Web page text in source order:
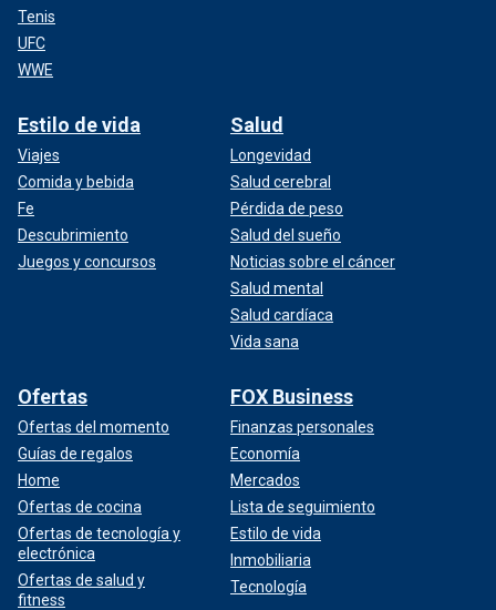
Tenis
UFC
WWE
Estilo de vida
Viajes
Comida y bebida
Fe
Descubrimiento
Juegos y concursos
Salud
Longevidad
Salud cerebral
Pérdida de peso
Salud del sueño
Noticias sobre el cáncer
Salud mental
Salud cardíaca
Vida sana
Ofertas
Ofertas del momento
Guías de regalos
Home
Ofertas de cocina
Ofertas de tecnología y
electrónica
Ofertas de salud y
fitness
FOX Business
Finanzas personales
Economía
Mercados
Lista de seguimiento
Estilo de vida
Inmobiliaria
Tecnología